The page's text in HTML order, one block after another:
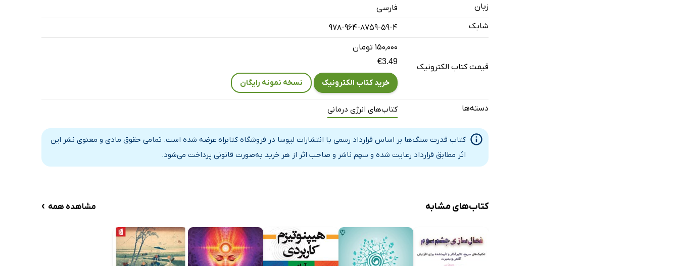
زبان
فارسی
شابک
978-964-8759-59-4
قیمت کتاب الکترونیک
۱۵۰,۰۰۰ تومان
€3.49
خرید کتاب الکترونیک نسخه نمونه رایگان
دسته‌ها کتاب‌های انرژی درمانی
کتاب قدرت سنگ‌ها بر اساس قرارداد رسمی با انتشارات لیوسا در فروشگاه کتابراه عرضه شده است. تمامی حقوق مادی و معنوی نشر این
اثر مطابق قرارداد رعایت شده و سهم ناشر و صاحب اثر از هر خرید به‌صورت قانونی پرداخت می‌شود.
کتاب‌های مشابه مشاهده همه ›